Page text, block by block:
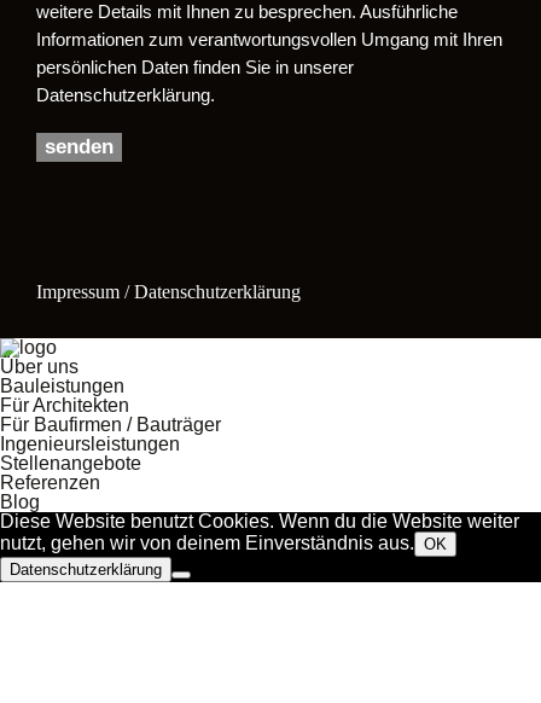
weitere Details mit Ihnen zu besprechen. Ausführliche
Informationen zum verantwortungsvollen Umgang mit Ihren
persönlichen Daten finden Sie in unserer
Datenschutzerklärung.
Impressum / Datenschutzerklärung
Über uns
Bauleistungen
Für Architekten
Für Baufirmen / Bauträger
Ingenieursleistungen
Stellenangebote
Referenzen
Blog
Diese Website benutzt Cookies. Wenn du die Website weiter
nutzt, gehen wir von deinem Einverständnis aus. OK
Datenschutzerklärung